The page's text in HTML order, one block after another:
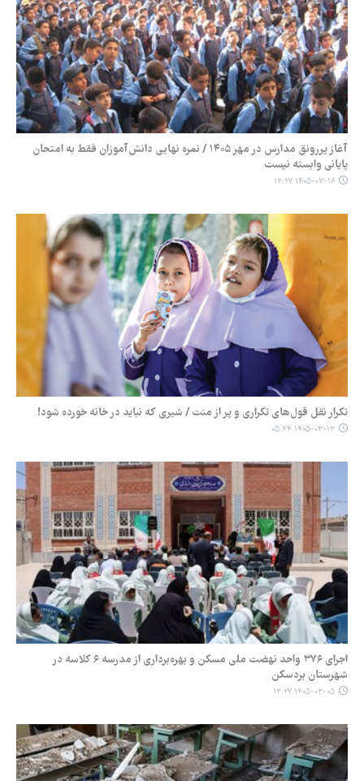
آغاز پررونق مدارس در مهر ۱۴۰۵ / نمره نهایی دانش‌آموزان فقط به امتحان
پایانی وابسته نیست
۱۴۰۵-۰۳-۱۶ ۱۳:۲۷
تکرار نقل قول‌های تکراری و پر از منت / شیری که نباید در خانه خورده شود!
۱۴۰۵-۰۳-۱۳ ۰۵:۳۴
اجرای ۳۷۶ واحد نهضت ملی مسکن و بهره‌برداری از مدرسه ۶ کلاسه در
شهرستان بردسکن
۱۴۰۵-۰۳-۰۵ ۱۳:۲۷